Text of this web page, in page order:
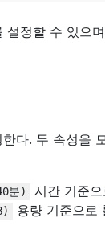
설정할 수 있으
다. 두 속성을
분) 시간 기준
용량 기준으로